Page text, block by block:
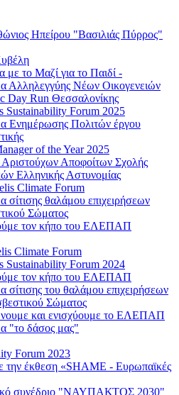
Ηπείρου "Βασιλιάς Πύρρος"
με το Μαζί για το Παιδί -
Αλληλεγγύης Νέων Οικογενειών
Day Run Θεσσαλονίκης
Sustainability Forum 2025
Ενημέρωσης Πολιτών έργου
of the Year 2025
Αποφοίτων Σχολής
Ελληνικής Αστυνομίας
Climate Forum
σίτισης θαλάμου επιχειρήσεων
Σώματος
τον κήπο του ΕΛΕΠΑΠ
Climate Forum
Sustainability Forum 2024
τον κήπο του ΕΛΕΠΑΠ
σίτισης του θαλάμου επιχειρήσεων
Σώματος
και ενισχύουμε το ΕΛΕΠΑΠ
"το δάσος μας"
Forum 2023
την έκθεση «SHAME - Ευρωπαϊκές
συνέδριο "ΝΑΥΠΑΚΤΟΣ 2030"